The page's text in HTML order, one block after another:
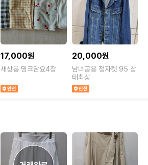
17,000원
새상품 밍크담요4장
20,000원
남녀공용 청자켓 95 상
태최상